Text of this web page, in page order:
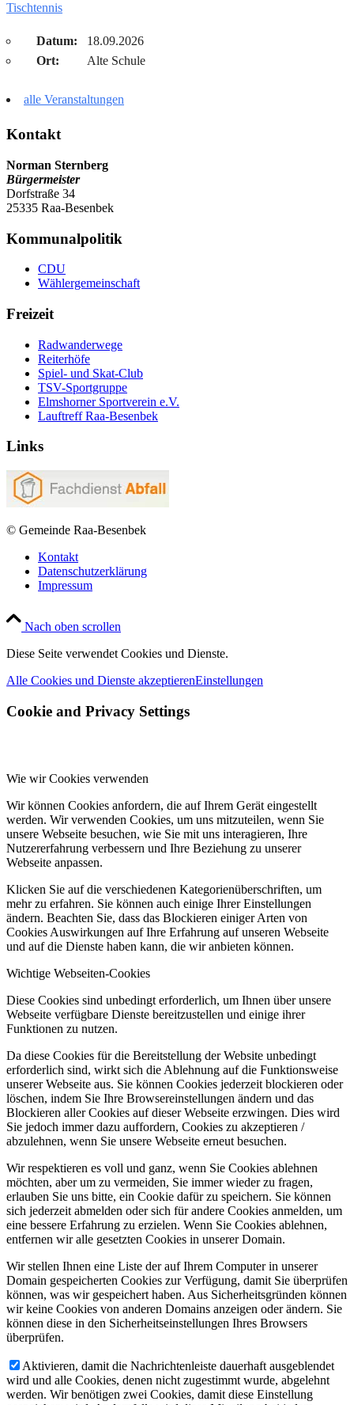
Tischtennis
Datum:
18.09.2026
Ort:
Alte Schule
alle Veranstaltungen
Kontakt
Norman Sternberg
Bürgermeister
Dorfstraße 34
25335 Raa-Besenbek
Kommunalpolitik
CDU
Wählergemeinschaft
Freizeit
Radwanderwege
Reiterhöfe
Spiel- und Skat-Club
TSV-Sportgruppe
Elmshorner Sportverein e.V.
Lauftreff Raa-Besenbek
Links
© Gemeinde Raa-Besenbek
Kontakt
Datenschutzerklärung
Impressum
Nach oben scrollen
Diese Seite verwendet Cookies und Dienste.
Alle Cookies und Dienste akzeptierenEinstellungen
Cookie and Privacy Settings
Wie wir Cookies verwenden
Wir können Cookies anfordern, die auf Ihrem Gerät eingestellt
werden. Wir verwenden Cookies, um uns mitzuteilen, wenn Sie
unsere Webseite besuchen, wie Sie mit uns interagieren, Ihre
Nutzererfahrung verbessern und Ihre Beziehung zu unserer
Webseite anpassen.
Klicken Sie auf die verschiedenen Kategorienüberschriften, um
mehr zu erfahren. Sie können auch einige Ihrer Einstellungen
ändern. Beachten Sie, dass das Blockieren einiger Arten von
Cookies Auswirkungen auf Ihre Erfahrung auf unseren Webseite
und auf die Dienste haben kann, die wir anbieten können.
Wichtige Webseiten-Cookies
Diese Cookies sind unbedingt erforderlich, um Ihnen über unsere
Webseite verfügbare Dienste bereitzustellen und einige ihrer
Funktionen zu nutzen.
Da diese Cookies für die Bereitstellung der Website unbedingt
erforderlich sind, wirkt sich die Ablehnung auf die Funktionsweise
unserer Webseite aus. Sie können Cookies jederzeit blockieren oder
löschen, indem Sie Ihre Browsereinstellungen ändern und das
Blockieren aller Cookies auf dieser Webseite erzwingen. Dies wird
Sie jedoch immer dazu auffordern, Cookies zu akzeptieren /
abzulehnen, wenn Sie unsere Webseite erneut besuchen.
Wir respektieren es voll und ganz, wenn Sie Cookies ablehnen
möchten, aber um zu vermeiden, Sie immer wieder zu fragen,
erlauben Sie uns bitte, ein Cookie dafür zu speichern. Sie können
sich jederzeit abmelden oder sich für andere Cookies anmelden, um
eine bessere Erfahrung zu erzielen. Wenn Sie Cookies ablehnen,
entfernen wir alle gesetzten Cookies in unserer Domain.
Wir stellen Ihnen eine Liste der auf Ihrem Computer in unserer
Domain gespeicherten Cookies zur Verfügung, damit Sie überprüfen
können, was wir gespeichert haben. Aus Sicherheitsgründen können
wir keine Cookies von anderen Domains anzeigen oder ändern. Sie
können diese in den Sicherheitseinstellungen Ihres Browsers
überprüfen.
Aktivieren, damit die Nachrichtenleiste dauerhaft ausgeblendet
wird und alle Cookies, denen nicht zugestimmt wurde, abgelehnt
werden. Wir benötigen zwei Cookies, damit diese Einstellung